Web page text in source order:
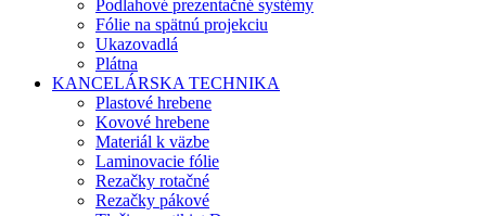
Podlahové prezentačné systémy
Fólie na spätnú projekciu
Ukazovadlá
Plátna
KANCELÁRSKA TECHNIKA
Plastové hrebene
Kovové hrebene
Materiál k väzbe
Laminovacie fólie
Rezačky rotačné
Rezačky pákové